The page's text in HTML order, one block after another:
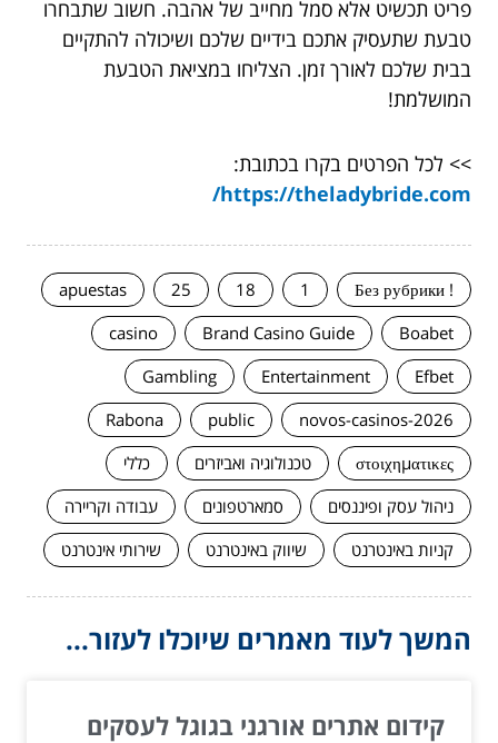
פריט תכשיט אלא סמל מחייב של אהבה. חשוב שתבחרו
טבעת שתעסיק אתכם בידיים שלכם ושיכולה להתקיים
בבית שלכם לאורך זמן. הצליחו במציאת הטבעת
המושלמת!
>> לכל הפרטים בקרו בכתובת:
https://theladybride.com/
! Без рубрики
1
18
25
apuestas
Boabet
Brand Casino Guide
casino
Efbet
Entertainment
Gambling
novos-casinos-2026
public
Rabona
στοιχηματικες
טכנולוגיה ואביזרים
כללי
ניהול עסק ופיננסים
סמארטפונים
עבודה וקריירה
קניות באינטרנט
שיווק באינטרנט שירותי אינטרנט
המשך לעוד מאמרים שיוכלו לעזור...
קידום אתרים אורגני בגוגל לעסקים